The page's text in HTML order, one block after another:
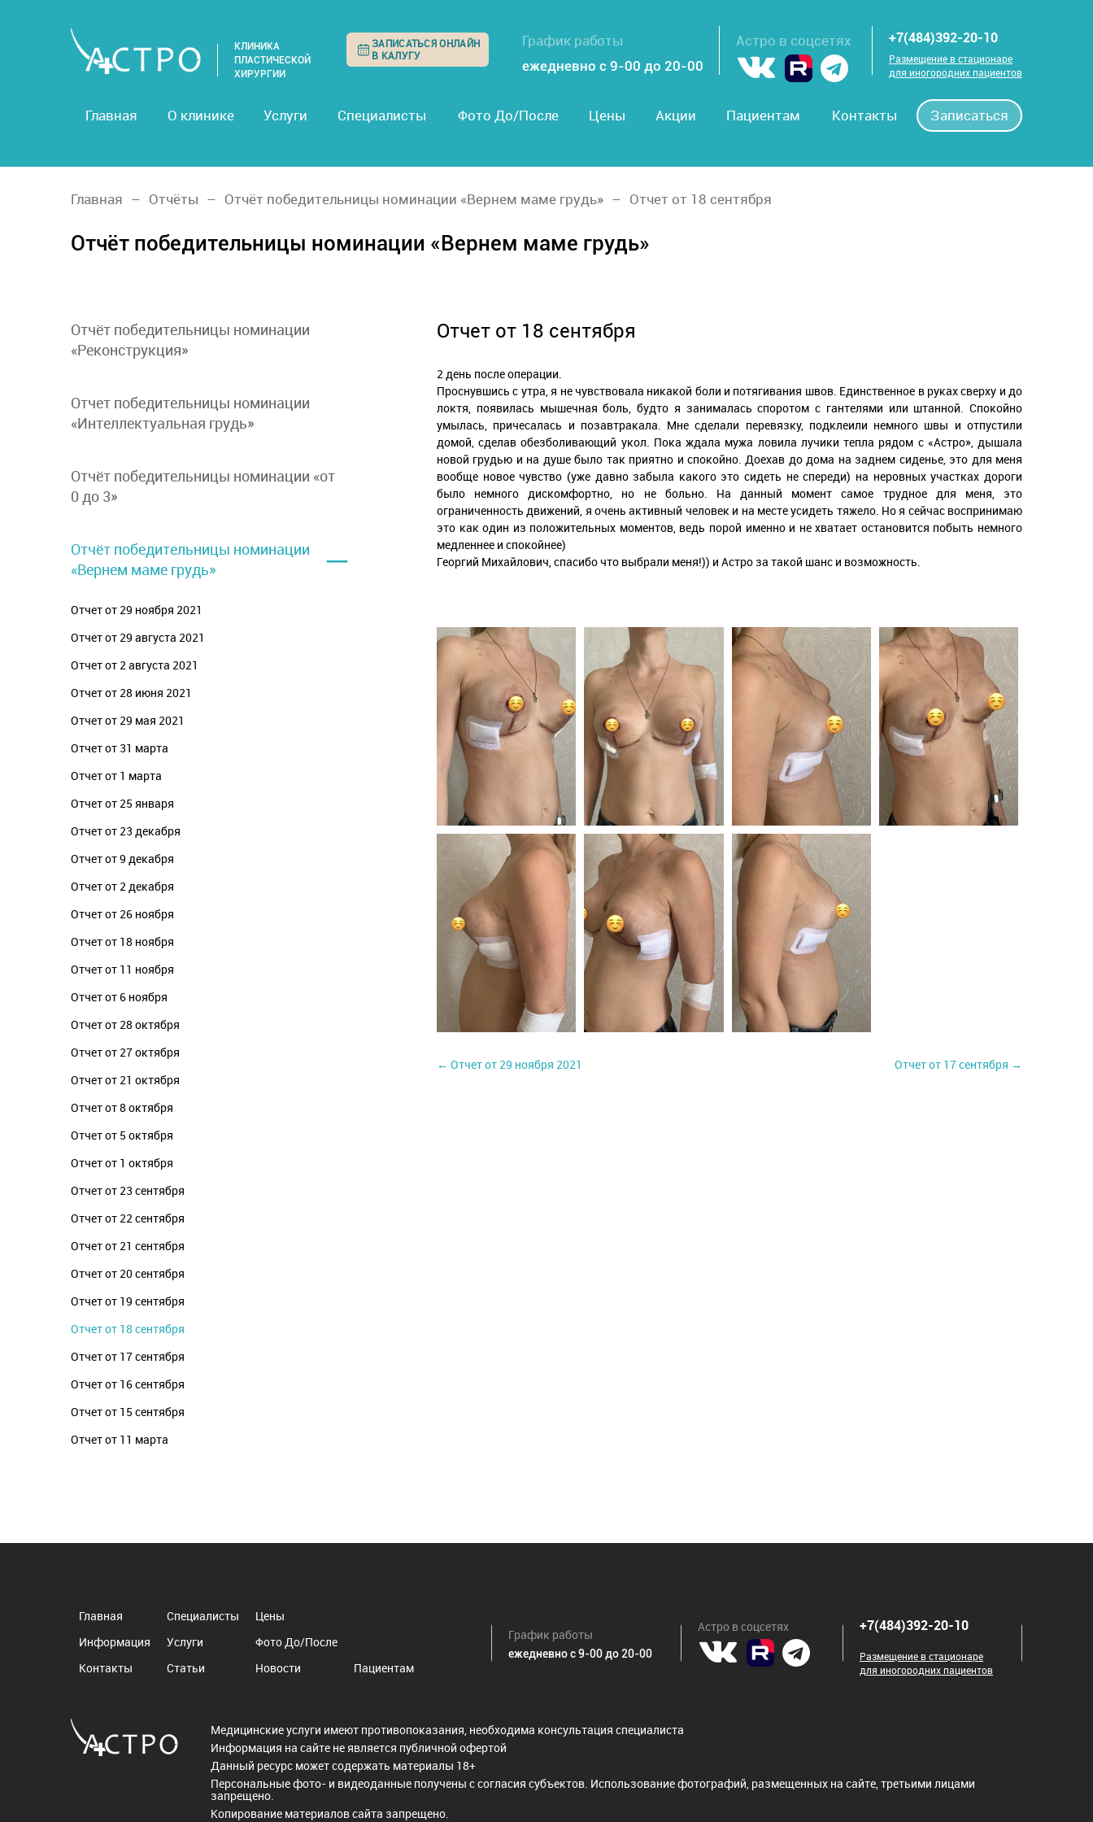
КЛИНИКА
ПЛАСТИЧЕСКОЙ
ХИРУРГИИ
ЗАПИСАТЬСЯ ОНЛАЙН
В КАЛУГУ
График работы
ежедневно с 9-00 до 20-00
Астро в соцсетях +7(484)392-20-10
Размещение в стационаре
для иногородних пациентов
Главная О клинике Услуги Специалисты Фото До/После Цены Акции Пациентам Контакты Записаться
Главная Отчёты Отчёт победительницы номинации «Вернем маме грудь» Отчет от 18 сентября
Отчёт победительницы номинации «Вернем маме грудь»
Отчёт победительницы номинации
«Реконструкция»
Отчет победительницы номинации
«Интеллектуальная грудь»
Отчёт победительницы номинации «от
0 до 3»
Отчёт победительницы номинации
«Вернем маме грудь»
–
Отчет от 29 ноября 2021
Отчет от 29 августа 2021
Отчет от 2 августа 2021
Отчет от 28 июня 2021
Отчет от 29 мая 2021
Отчет от 31 марта
Отчет от 1 марта
Отчет от 25 января
Отчет от 23 декабря
Отчет от 9 декабря
Отчет от 2 декабря
Отчет от 26 ноября
Отчет от 18 ноября
Отчет от 11 ноября
Отчет от 6 ноября
Отчет от 28 октября
Отчет от 27 октября
Отчет от 21 октября
Отчет от 8 октября
Отчет от 5 октября
Отчет от 1 октября
Отчет от 23 сентября
Отчет от 22 сентября
Отчет от 21 сентября
Отчет от 20 сентября
Отчет от 19 сентября
Отчет от 18 сентября
Отчет от 17 сентября
Отчет от 16 сентября
Отчет от 15 сентября
Отчет от 11 марта
Отчет от 18 сентября
2 день после операции.
Проснувшись с утра, я не чувствовала никакой боли и потягивания швов. Единственное в руках сверху и до
локтя, появилась мышечная боль, будто я занималась споротом с гантелями или штанной. Спокойно
умылась, причесалась и позавтракала. Мне сделали перевязку, подклеили немного швы и отпустили
домой, сделав обезболивающий укол. Пока ждала мужа ловила лучики тепла рядом с «Астро», дышала
новой грудью и на душе было так приятно и спокойно. Доехав до дома на заднем сиденье, это для меня
вообще новое чувство (уже давно забыла какого это сидеть не спереди) на неровных участках дороги
было немного дискомфортно, но не больно. На данный момент самое трудное для меня, это
ограниченность движений, я очень активный человек и на месте усидеть тяжело. Но я сейчас воспринимаю
это как один из положительных моментов, ведь порой именно и не хватает остановится побыть немного
медленнее и спокойнее)
Георгий Михайлович, спасибо что выбрали меня!)) и Астро за такой шанс и возможность.
← Отчет от 29 ноября 2021 Отчет от 17 сентября →
Главная Специалисты
Цены
Информация
Услуги
Фото До/После
Контакты
Статьи Новости Пациентам
График работы
ежедневно с 9-00 до 20-00
Астро в соцсетях +7(484)392-20-10
Размещение в стационаре
для иногородних пациентов
Медицинские услуги имеют противопоказания, необходима консультация специалиста
Информация на сайте не является публичной офертой
Данный ресурс может содержать материалы 18+
Персональные фото- и видеоданные получены с согласия субъектов. Использование фотографий, размещенных на сайте, третьими лицами
запрещено.
Копирование материалов сайта запрещено.